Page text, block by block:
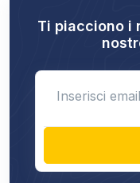
Ti piacciono i